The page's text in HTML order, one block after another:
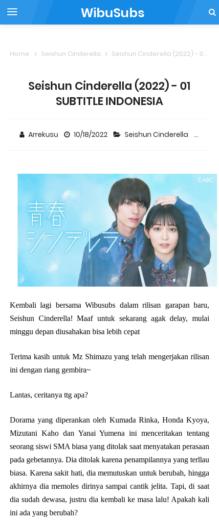
WibuSubs
Home Seishun Cinderella Seishun Cinderella (2022) - 01 SUBTITLE INDONESIA
Seishun Cinderella (2022) - 01
SUBTITLE INDONESIA
Arrekusu 10/18/2022 Seishun Cinderella
Kembali lagi bersama Wibusubs dalam rilisan garapan baru,
Seishun Cinderella! Maaf untuk sekarang agak delay, mulai
minggu depan diusahakan bisa lebih cepat
Terima kasih untuk Mz Shimazu yang telah mengerjakan rilisan
ini dengan riang gembira~
Lantas, ceritanya ttg apa?
Dorama yang diperankan oleh Kumada Rinka, Honda Kyoya,
Mizutani Kaho dan Yanai Yumena ini menceritakan tentang
seorang siswi SMA biasa yang ditolak saat menyatakan perasaan
pada gebetannya. Dia ditolak karena penampilannya yang terllau
biasa. Karena sakit hati, dia memutuskan untuk berubah, hingga
akhirnya dia memoles dirinya sampai cantik jelita. Tapi, di saat
dia sudah dewasa, justru dia kembali ke masa lalu! Apakah kali
ini ada yang berubah?